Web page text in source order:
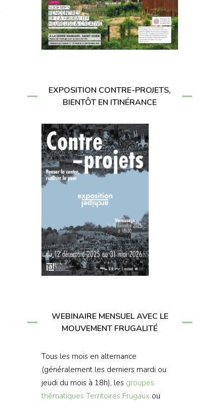
EXPOSITION CONTRE-PROJETS,
BIENTÔT EN ITINÉRANCE
WEBINAIRE MENSUEL AVEC LE
MOUVEMENT FRUGALITÉ
Tous les mois en alternance
(généralement les derniers mardi ou
jeudi du mois à 18h), les groupes
thématiques Territoires Frugaux ou